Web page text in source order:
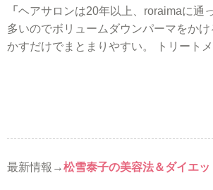
「 ヘアサロンは20年以上、roraimaに通
多いのでボリュームダウンパーマをか
かすだけでまとまりやすい。 トリートメ
最新情報→松雪泰子の美容法＆ダイエッ